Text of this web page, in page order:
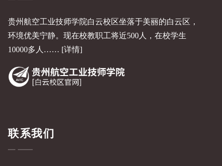
贵州航空工业技师学院白云校区坐落于美丽的白云区，
环境优美宁静。现在校教职工将近500人，在校学生
10000多人…… [详情]
联系我们